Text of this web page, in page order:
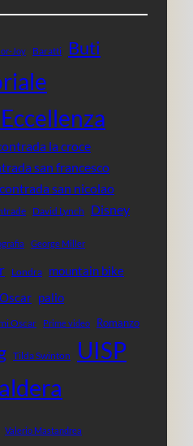
Joy Baratti Buti
la croce
san francesco
contrada san nicolao
David Lynch Disney
George Miller
Londra mountain bike
Oscar palio
Oscar Prime video Romanzo
Tilda Swinton UISP
Valerio Mastandrea